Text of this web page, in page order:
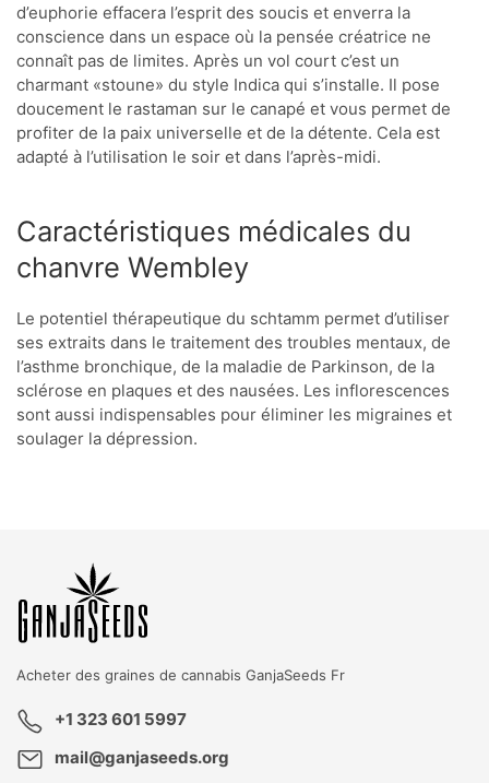
d’euphorie effacera l’esprit des soucis et enverra la
conscience dans un espace où la pensée créatrice ne
connaît pas de limites. Après un vol court c’est un
charmant «stoune» du style Indica qui s’installe. Il pose
doucement le rastaman sur le canapé et vous permet de
profiter de la paix universelle et de la détente. Cela est
adapté à l’utilisation le soir et dans l’après-midi.
Caractéristiques médicales du
chanvre Wembley
Le potentiel thérapeutique du schtamm permet d’utiliser
ses extraits dans le traitement des troubles mentaux, de
l’asthme bronchique, de la maladie de Parkinson, de la
sclérose en plaques et des nausées. Les inflorescences
sont aussi indispensables pour éliminer les migraines et
soulager la dépression.
Acheter des graines de cannabis GanjaSeeds Fr
+1 323 601 5997
mail@ganjaseeds.org